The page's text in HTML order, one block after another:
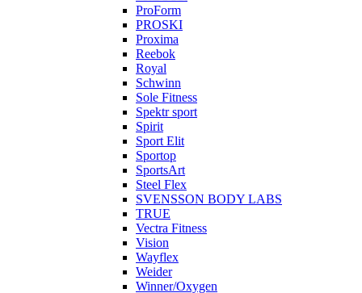
ProForm
PROSKI
Proxima
Reebok
Royal
Schwinn
Sole Fitness
Spektr sport
Spirit
Sport Elit
Sportop
SportsArt
Steel Flex
SVENSSON BODY LABS
TRUE
Vectra Fitness
Vision
Wayflex
Weider
Winner/Oxygen